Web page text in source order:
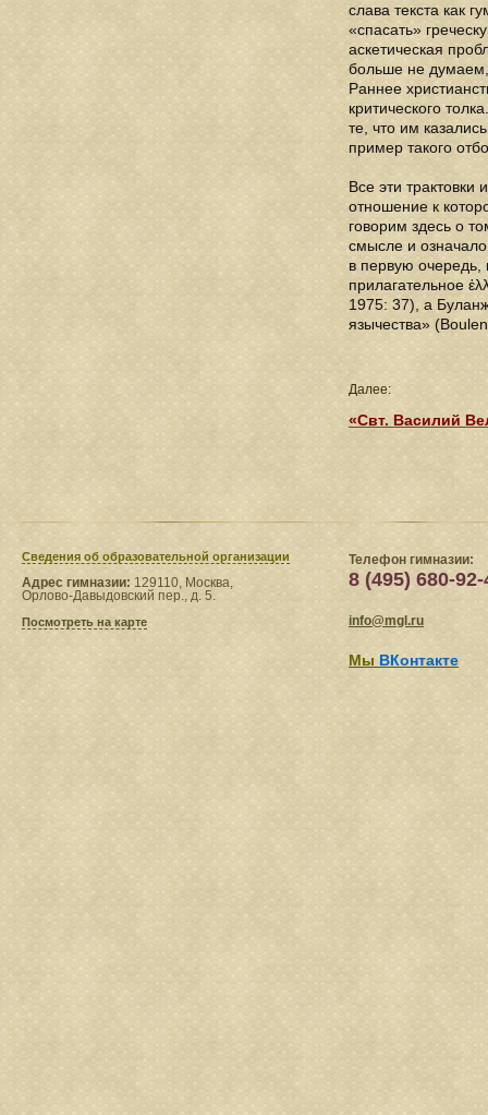
слава текста как
«спасать»
аскетическая
больше не думаем,
Раннее
критического
те, что им
пример такого
Все эти
отношение к
говорим здесь о
смысле и
в первую очередь,
прилагательное
1975: 37), а
язычества»
Далее:
«Свт. Василий
Сведения​ об образовательной организации
Адрес гимназии: 129110, Москва,
Орлово-Давыдовский пер., д. 5.
Посмотреть на карте
Телефон гимназии:
8 (495) 680-92-
info@mgl.ru
Мы ВКонтакте